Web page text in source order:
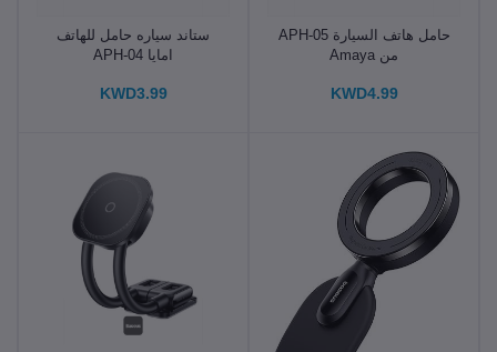
حامل هاتف السيارة APH-05
من Amaya
KWD4.99
ستاند سياره حامل للهاتف
امايا APH-04
KWD3.99